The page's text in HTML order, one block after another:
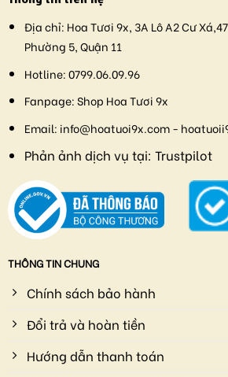
Địa chỉ: Hoa Tươi 9x, 3A Lô A2 Cư
Phường 5, Quận 11
Hotline:0799.06.09.96
Fanpage:Shop Hoa Tươi 9x
Email: info@hoatuoi9x.com -
Phản ảnh dịch vụ tại: Trustpilot
THÔNG TIN CHUNG
Chính sách bảo hành
Đổi trả và hoàn tiền
Hướng dẫn thanh toán